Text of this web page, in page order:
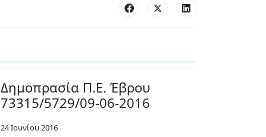
Δημοπρασία Π.Ε. Έβρου
73315/5729/09-06-2016
24 Ιουνίου 2016